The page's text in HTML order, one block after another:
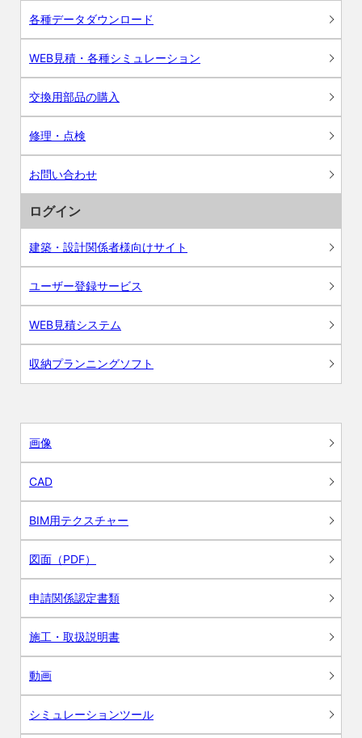
各種データダウンロード
WEB見積・各種シミュレーション
交換用部品の購入
修理・点検
お問い合わせ
ログイン
建築・設計関係者様向けサイト
ユーザー登録サービス
WEB見積システム
収納プランニングソフト
画像
CAD
BIM用テクスチャー
図面（PDF）
申請関係認定書類
施工・取扱説明書
動画
シミュレーションツール